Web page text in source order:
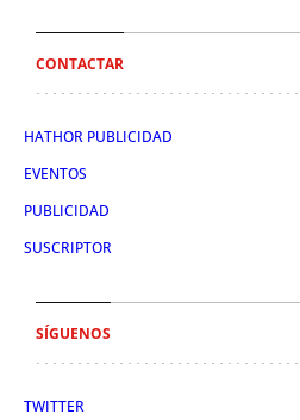
CONTACTAR
HATHOR PUBLICIDAD
EVENTOS
PUBLICIDAD
SUSCRIPTOR
SÍGUENOS
TWITTER